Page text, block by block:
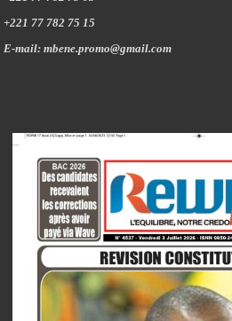
+221 77 782 75 15
E-mail: mbene.promo@gmail.com